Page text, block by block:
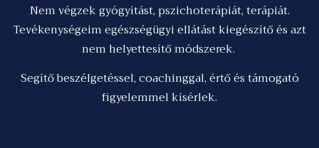
Nem végzek gyógyítást, pszichoterápiát, terápiát.
Tevékenységeim egészségügyi ellátást kiegészítő és azt
nem helyettesítő módszerek.
Segítő beszélgetéssel, coachinggal, értő és támogató
figyelemmel kísérlek.